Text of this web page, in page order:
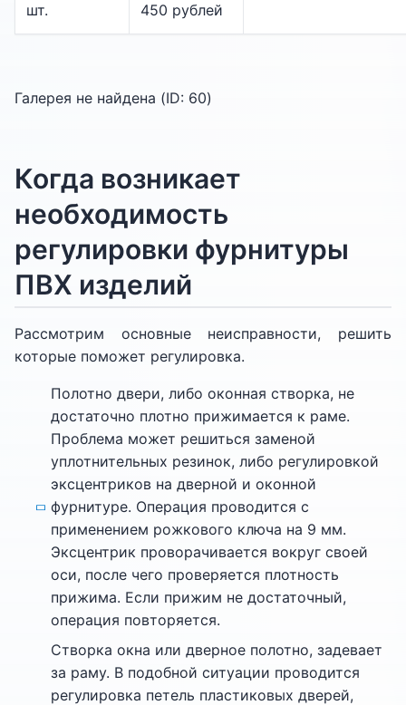
шт. 450 рублей
Галерея не найдена (ID: 60)
Когда возникает
необходимость
регулировки фурнитуры
ПВХ изделий
Рассмотрим основные неисправности, решить
которые поможет регулировка.
Полотно двери, либо оконная створка, не
достаточно плотно прижимается к раме.
Проблема может решиться заменой
уплотнительных резинок, либо регулировкой
эксцентриков на дверной и оконной
фурнитуре. Операция проводится с
применением рожкового ключа на 9 мм.
Эксцентрик проворачивается вокруг своей
оси, после чего проверяется плотность
прижима. Если прижим не достаточный,
операция повторяется.
Створка окна или дверное полотно, задевает
за раму. В подобной ситуации проводится
регулировка петель пластиковых дверей,